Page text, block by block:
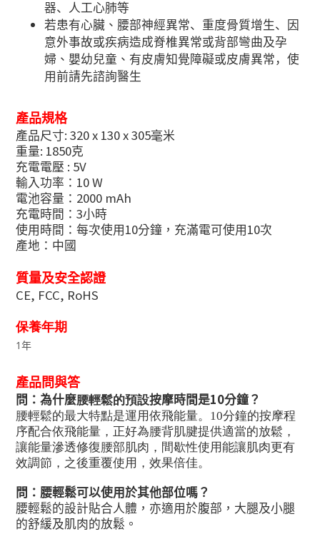
器、 人工心肺等
若患有心臟、腰部神經異常、 重度骨質增生、
因
意外事故或疾病造成脊椎異常或背部彎曲及孕
婦、嬰幼兒童、有皮膚知覺障礙或皮膚異常 ，使
用前請先諮詢醫生
產品規格
產品尺寸: 320 x 130 x 305毫米
重量: 1850克
充電電壓 : 5V
輸入功率： 10 W
電池容量： 2000 mAh
充電時間： 3小時
使用時間：每次使用 10分鐘，充滿電可使用 10次
產地：中國
質量及安全認證
CE, FCC, RoHS
保養年期
1年
產品問與答
問：為什麼腰輕鬆的預設按摩時間是10分鐘？
腰輕鬆的最大特點是運用依飛能量。10分鐘的按摩程
序配合依飛能量，正好為腰背肌腱提供適當的放鬆，
讓能量滲透修復腰部肌肉，間歇性使用能讓肌肉更有
效調節，之後重覆使用，效果倍佳。
問：腰輕鬆可以使用於其他部位嗎？
腰輕鬆的設計貼合人體，亦適用於腹部，大腿及小腿
的舒緩及肌肉的放鬆。